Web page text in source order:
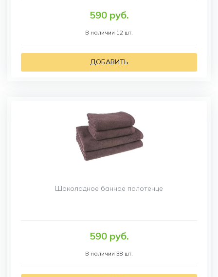
590 руб.
В наличии 12 шт.
ДОБАВИТЬ
Шоколадное банное полотенце
590 руб.
В наличии 38 шт.